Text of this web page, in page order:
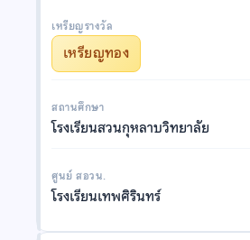
เหรียญรางวัล
เหรียญทอง
สถานศึกษา
โรงเรียนสวนกุหลาบวิทยาลัย
ศูนย์ สอวน.
โรงเรียนเทพศิรินทร์